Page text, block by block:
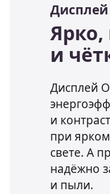
Ярко,
и
Дисплей
и
при
свете. А
надёжно
и пыли.